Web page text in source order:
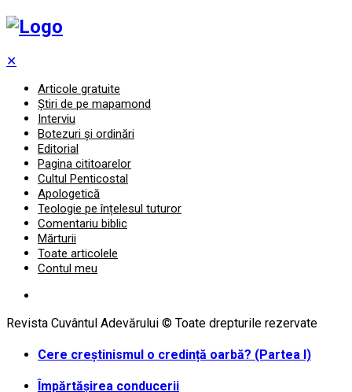
✕
Articole gratuite
Știri de pe mapamond
Interviu
Botezuri și ordinări
Editorial
Pagina cititoarelor
Cultul Penticostal
Apologetică
Teologie pe înțelesul tuturor
Comentariu biblic
Mărturii
Toate articolele
Contul meu
Revista Cuvântul Adevărului © Toate drepturile rezervate
Cere creștinismul o credință oarbă? (Partea I)
Împărtășirea conducerii